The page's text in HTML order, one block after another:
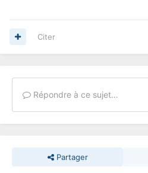
Citer
Répondre à ce sujet…
Partager